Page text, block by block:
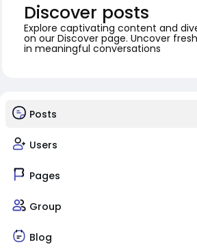
Discover posts
Explore captivating content and
on our Discover page. Uncover
in meaningful conversations
Posts
Users
Pages
Group
Blog